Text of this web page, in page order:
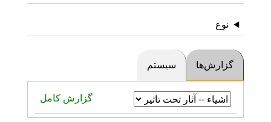
نوع
گزارش‌ها سیستم
گزارش کامل